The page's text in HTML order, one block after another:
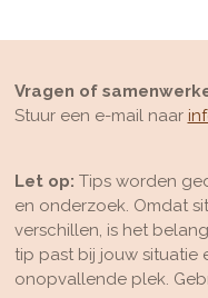
Vragen of
Stuur een e-mail naar
Let op: Tips worden
en onderzoek. Omdat
verschillen, is het
tip past bij jouw situatie
onopvallende plek.